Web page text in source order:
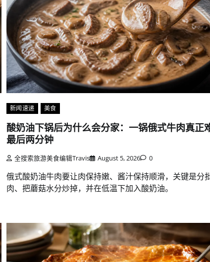
新闻速递 美食
酸奶油下锅后为什么会分家：一锅俄式牛肉真正
最后两分钟
全搜索旅游美食编辑Travis August 5, 2026 0
俄式酸奶油牛肉要让肉保持嫩、酱汁保持顺滑，关键是分
肉、把蘑菇水分炒掉，并在低温下加入酸奶油。